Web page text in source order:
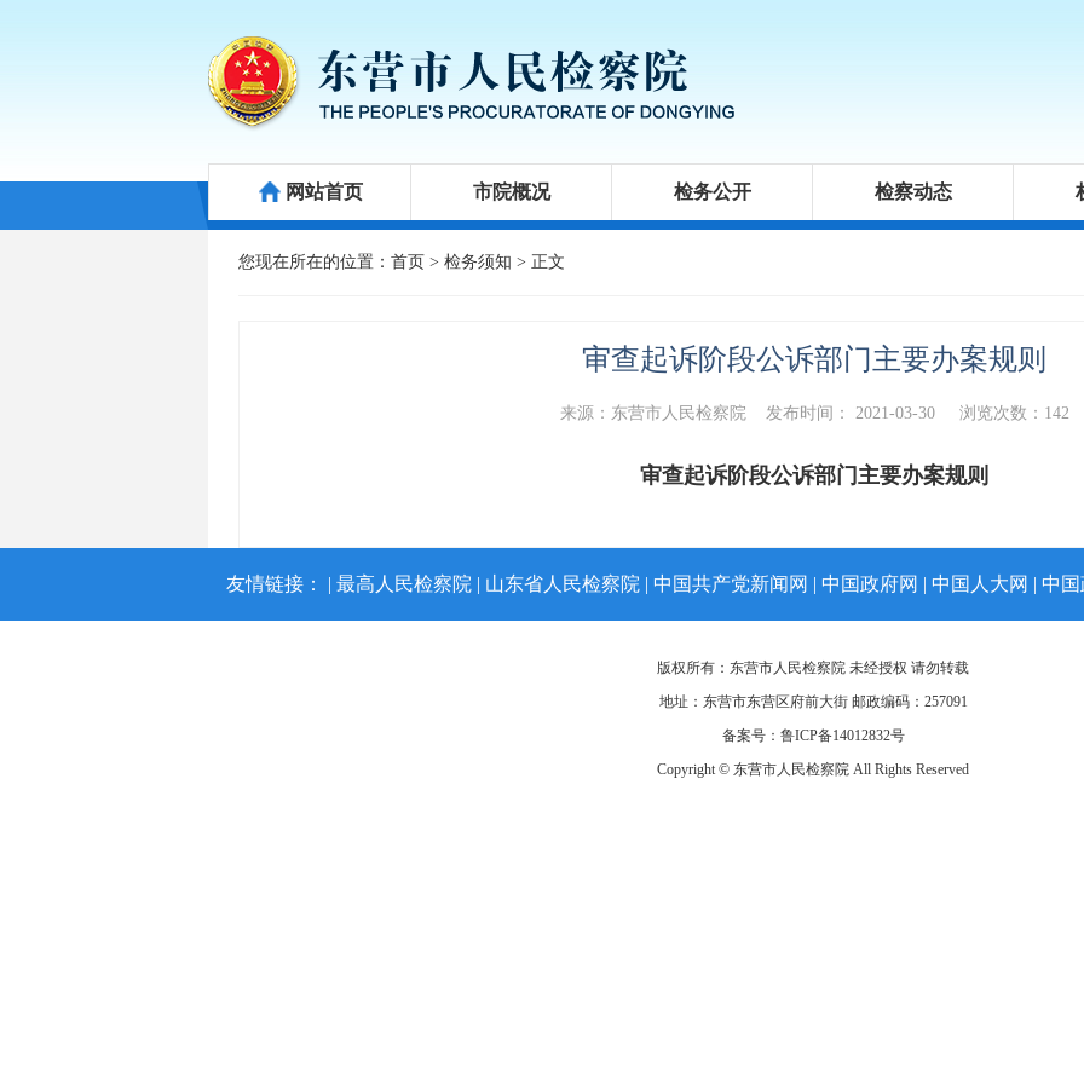
网站首页 市院概况 检务公开 检察动态
您现在所在的位置： 首页 > 检务须知 > 正文
审查起诉阶段公诉部门主要办案规则
来源：东营市人民检察院 发布时间： 2021-03-30 浏览次数： 142
审查起诉阶段公诉部门主要办案规则
友情链接： | 最高人民检察院 | 山东省人民检察院 | 中国共产党新闻网 | 中国政府网 | 中国人大网 | 中国
版权所有：东营市人民检察院 未经授权 请勿转载
地址：东营市东营区府前大街 邮政编码：257091
备案号： 鲁ICP备14012832号
Copyright © 东营市人民检察院 All Rights Reserved